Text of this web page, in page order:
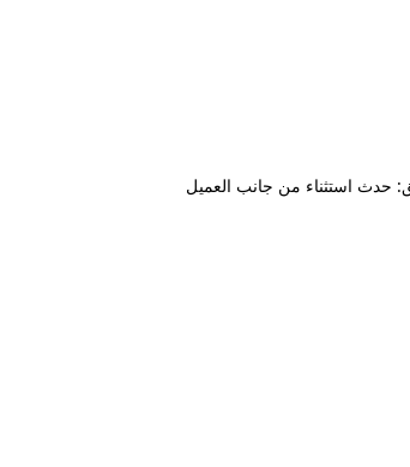
حدث استثناء من جانب العميل